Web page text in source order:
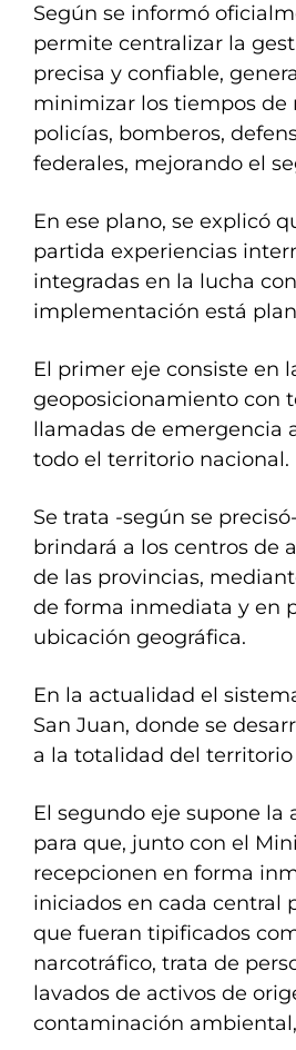
Según se informó
permite centralizar la
precisa y confiable,
minimizar los tiempos de
policías, bomberos,
federales, mejorando el
En ese plano, se explicó
partida experiencias
integradas en la lucha
implementación está
El primer eje consiste en
geoposicionamiento con
llamadas de emergencia
todo el territorio nacional.
Se trata -según se
brindará a los centros de
de las provincias,
de forma inmediata y en
ubicación geográfica.
En la actualidad el
San Juan, donde se
a la totalidad del territorio
El segundo eje supone la
para que, junto con el
recepcionen en forma
iniciados en cada central
que fueran tipificados
narcotráfico, trata de
lavados de activos de
contaminación